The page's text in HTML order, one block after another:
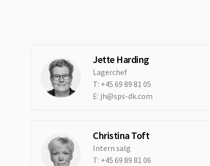
Jette Harding
Lagerchef
T: +45 69 89 81 05
E: jh@sps-dk.com
Christina Toft
Intern salg
T: +45 69 89 81 06